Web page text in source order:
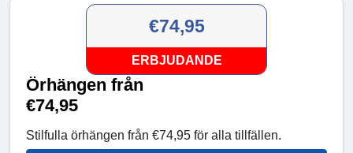
€74,95
ERBJUDANDE
Örhängen från
€74,95
Stilfulla örhängen från €74,95 för alla tillfällen.